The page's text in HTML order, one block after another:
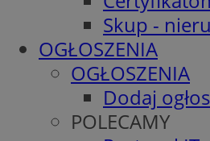
Skup -
OGŁOSZENIA
OGŁOSZENIA
Dodaj
POLECAMY